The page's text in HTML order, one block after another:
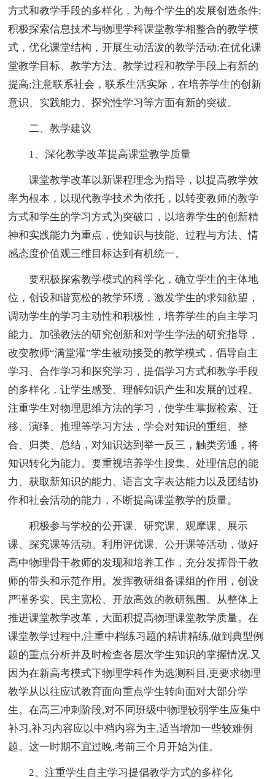
方式和教学手段的多样化，为每个学生的发展创造条件;
积极探索信息技术与物理学科课堂教学相整合的教学模
式，优化课堂结构，开展生动活泼的教学活动;在优化课
堂教学目标、教学方法、教学过程和教学手段上有新的
提高;注意联系社会，联系生活实际，在培养学生的创新
意识、实践能力、探究性学习等方面有新的突破。
二、教学建议
1、深化教学改革提高课堂教学质量
课堂教学改革以新课程理念为指导，以提高教学效
率为根本，以现代教学技术为依托，以转变教师的教学
方式和学生的学习方式为突破口，以培养学生的创新精
神和实践能力为重点，使知识与技能、过程与方法、情
感态度价值观三维目标达到有机统一。
要积极探索教学模式的科学化，确立学生的主体地
位，创设和谐宽松的教学环境，激发学生的求知欲望，
调动学生的学习主动性和积极性，培养学生的自主学习
能力。加强教法的研究创新和对学生学法的研究指导，
改变教师“满堂灌”学生被动接受的教学模式，倡导自主
学习、合作学习和探究学习，提倡学习方式和教学手段
的多样化，让学生感受、理解知识产生和发展的过程。
注重学生对物理思维方法的学习，使学生掌握检索、迁
移、演绎、推理等学习方法，学会对知识的重组、整
合、归类、总结，对知识达到举一反三，触类旁通，将
知识转化为能力。要重视培养学生搜集、处理信息的能
力、获取新知识的能力、语言文字表达能力以及团结协
作和社会活动的能力，不断提高课堂教学的质量。
积极参与学校的公开课、研究课、观摩课、展示
课、探究课等活动。利用评优课、公开课等活动，做好
高中物理骨干教师的发现和培养工作，充分发挥骨干教
师的带头和示范作用。发挥教研组备课组的作用，创设
严谨务实、民主宽松、开放高效的教研氛围。从整体上
推进课堂教学改革，大面积提高物理课堂教学质量。在
课堂教学过程中,注重中档练习题的精讲精练,做到典型例
题的重点分析并及时检查各层次学生知识的掌握情况.又
因为在新高考模式下物理学科作为选测科目,更要求物理
教学从以往应试教育面向重点学生转向面对大部分学
生。在高三冲刺阶段,对不同班级中物理较弱学生应集中
补习,补习内容应以中档内容为主,适当增加一些较难例
题。这一时期不宜过晚,考前三个月开始为佳。
2、注重学生自主学习提倡教学方式的多样化